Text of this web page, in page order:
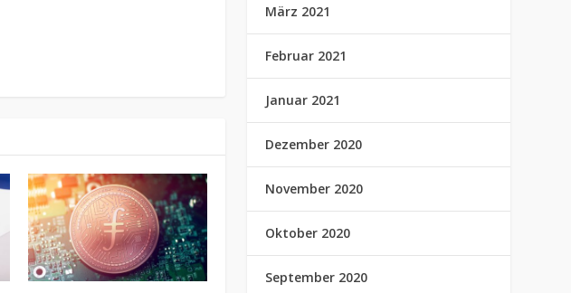
März 2021
Februar 2021
Januar 2021
Dezember 2020
November 2020
Oktober 2020
September 2020